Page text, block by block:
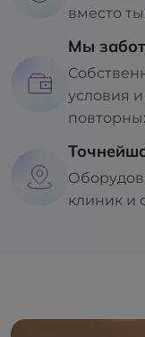
вместо
Мы
условия
клиник и